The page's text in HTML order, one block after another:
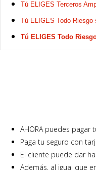
Tú ELIGES Terceros
Tú ELIGES Todo Riesgo
Tú ELIGES Todo
AHORA puedes
Paga tu seguro con
El cliente puede dar
Además, al igual que